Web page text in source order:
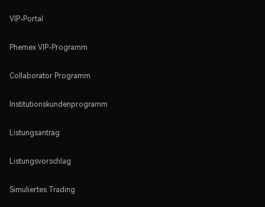
VIP-Portal
Phemex VIP-Programm
Collaborator Programm
Institutionskundenprogramm
Listungsantrag
Listungsvorschlag
Simuliertes Trading